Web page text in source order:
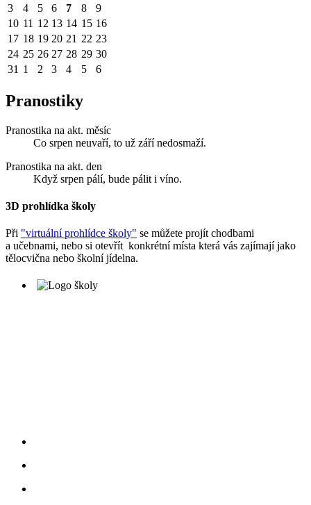
3
4 5 6 7 8
9
10 11 12 13 14 15 16
17 18 19 20 21 22 23
24 25 26 27 28 29 30
31 1 2 3 4 5 6
Pranostiky
Pranostika na akt. měsíc
Co srpen neuvaří, to už září nedosmaží.
Pranostika na akt. den
Když srpen pálí, bude pálit i víno.
3D prohlídka školy
Při "virtuální prohlídce školy" se můžete projít chodbami
a učebnami, nebo si otevřít konkrétní místa která vás zajímají jako
tělocvična nebo školní jídelna.